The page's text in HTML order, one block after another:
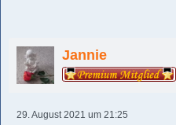
Jannie
29. August 2021 um 21:25